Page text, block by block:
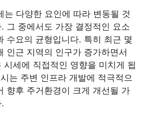
다양한 요인에 따라 변동될 것
그 중에서도 가장 결정적인 요소
수요의 균형입니다. 특히 최근 몇
인근 지역의 인구가 증가하면서
시세에 직접적인 영향을 미치게 됩
는 주변 인프라 개발에 적극적으
향후 주거환경이 크게 개선될 가